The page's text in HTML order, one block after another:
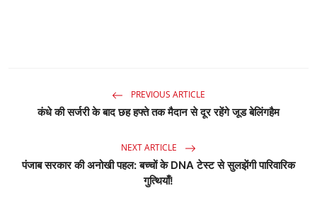
PREVIOUS ARTICLE
कंधे की सर्जरी के बाद छह हफ्ते तक मैदान से दूर रहेंगे जूड बेलिंगहैम
NEXT ARTICLE
पंजाब सरकार की अनोखी पहल: बच्चों के DNA टेस्ट से सुलझेंगी पारिवारिक
गुत्थियाँ!